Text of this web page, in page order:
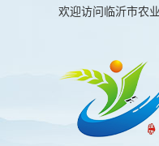
欢迎访问临沂市农